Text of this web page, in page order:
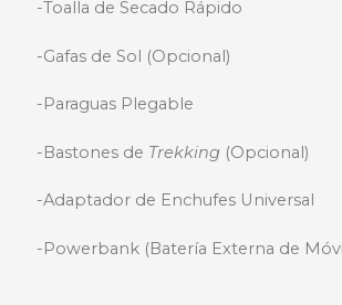
-Toalla de Secado Rápido
-Gafas de Sol (Opcional)
-Paraguas Plegable
-Bastones de Trekking (Opcional)
-Adaptador de Enchufes Universal
-Powerbank (Batería Externa de